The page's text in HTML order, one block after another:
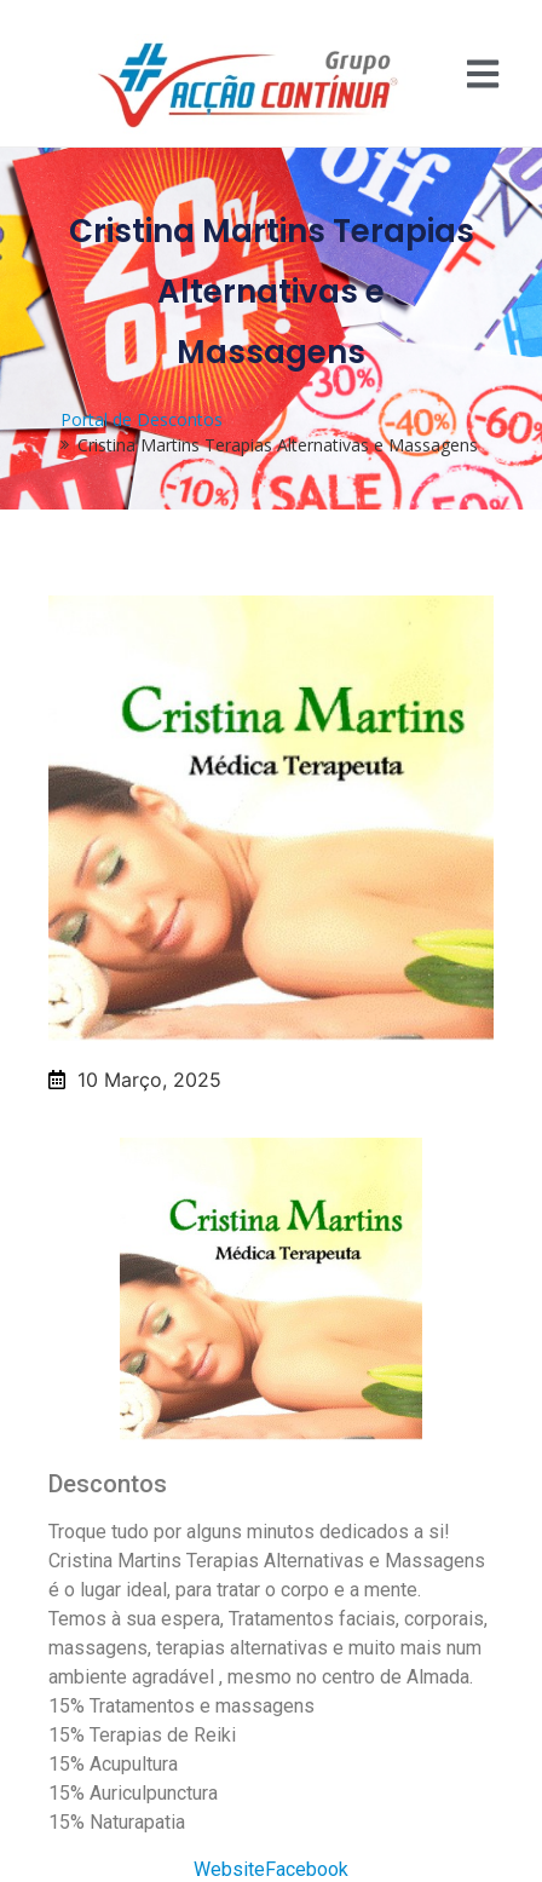
Cristina Martins Terapias
Alternativas e
Massagens
Portal de Descontos
Cristina Martins Terapias Alternativas e Massagens
10 Março, 2025
Descontos
Troque tudo por alguns minutos dedicados a si!
Cristina Martins Terapias Alternativas e Massagens
é o lugar ideal, para tratar o corpo e a mente.
Temos à sua espera, Tratamentos faciais, corporais,
massagens, terapias alternativas e muito mais num
ambiente agradável , mesmo no centro de Almada.
15% Tratamentos e massagens
15% Terapias de Reiki
15% Acupultura
15% Auriculpunctura
15% Naturapatia
WebsiteFacebook